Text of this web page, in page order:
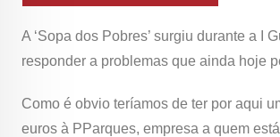
A ‘Sopa dos Pobres’ surgiu durante a I
responder a problemas que ainda hoje
Como é obvio teríamos de ter por aqui
euros à PParques, empresa a quem